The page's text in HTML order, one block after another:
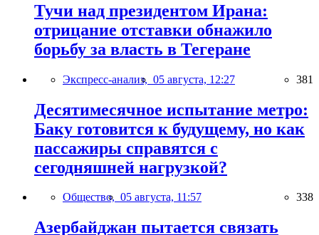
Тучи над президентом Ирана:
отрицание отставки обнажило
борьбу за власть в Тегеране
Экспресс-анализ, 05 августа, 12:27 381
Десятимесячное испытание метро:
Баку готовится к будущему, но как
пассажиры справятся с
сегодняшней нагрузкой?
Общество, 05 августа, 11:57 338
Азербайджан пытается связать